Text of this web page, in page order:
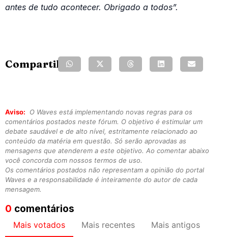
antes de tudo acontecer. Obrigado a todos”.
Compartilhe:
Aviso:
O Waves está implementando novas regras para os
comentários postados neste fórum. O objetivo é estimular um
debate saudável e de alto nível, estritamente relacionado ao
conteúdo da matéria em questão. Só serão aprovadas as
mensagens que atenderem a este objetivo. Ao comentar abaixo
você concorda com nossos termos de uso.
Os comentários postados não representam a opinião do portal
Waves e a responsabilidade é inteiramente do autor de cada
mensagem.
0 comentários
Mais votados Mais recentes Mais antigos